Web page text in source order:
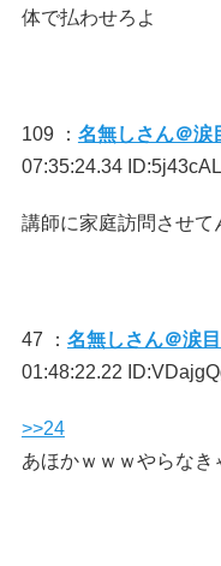
体で払わせろよ
109 ： 名無しさん＠涙
07:35:24.34
講師に家庭訪問させて
47 ： 名無しさん＠涙目
01:48:22.22
>>24
あほかｗｗｗやらなき